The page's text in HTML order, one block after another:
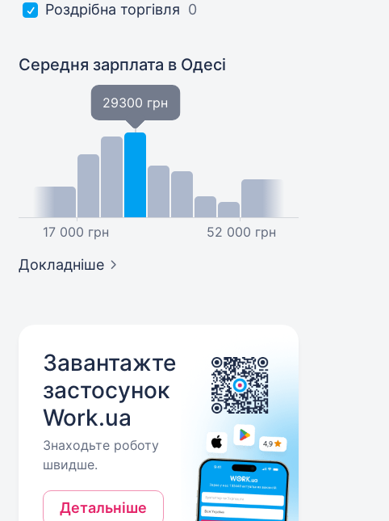
Роздрібна торгівля 0
Середня зарплата в Одесі
17 000 грн
29300 грн
52 000 грн
Докладніше
Завантажте
застосунок
Work.ua
Знаходьте роботу
швидше.
Детальніше